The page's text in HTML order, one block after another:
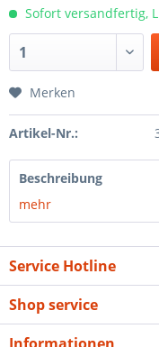
Sofort versandfertig,
Merken
Artikel-Nr.:
Beschreibung
mehr
Service Hotline
Shop service